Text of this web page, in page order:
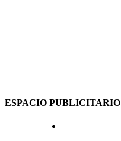
ESPACIO PUBLICITARIO